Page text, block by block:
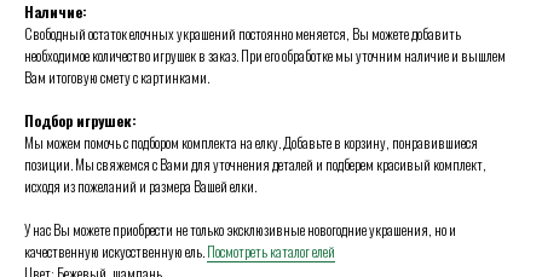
Наличие:
Свободный остаток елочных украшений постоянно меняется, Вы можете добавить
необходимое количество игрушек в заказ. При его обработке мы уточним наличие и вышлем
Вам итоговую смету с картинками.
Подбор игрушек:
Мы можем помочь с подбором комплекта на елку. Добавьте в корзину, понравившиеся
позиции. Мы свяжемся с Вами для уточнения деталей и подберем красивый комплект,
исходя из пожеланий и размера Вашей елки.
У нас Вы можете приобрести не только эксклюзивные новогодние украшения, но и
качественную искусственную ель.Посмотреть каталог елей
Цвет: Бежевый, шампань